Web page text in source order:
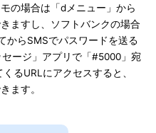
の場合は「dメニュー」から
ますし、ソフトバンクの場合
からSMSでパスワードを送る
ージ」アプリで「#5000」宛
るURLにアクセスすると、
ます。